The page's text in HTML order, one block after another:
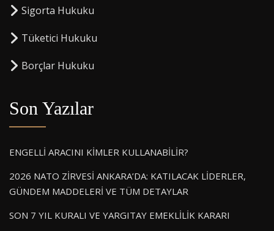
Sigorta Hukuku
⁠Tüketici Hukuku
⁠Borçlar Hukuku
Son Yazılar
ENGELLİ ARACINI KİMLER KULLANABİLİR?
2026 NATO ZİRVESİ ANKARA’DA: KATILACAK LİDERLER,
GÜNDEM MADDELERİ VE TÜM DETAYLAR
SON 7 YIL KURALI VE YARGITAY EMEKLİLİK KARARI